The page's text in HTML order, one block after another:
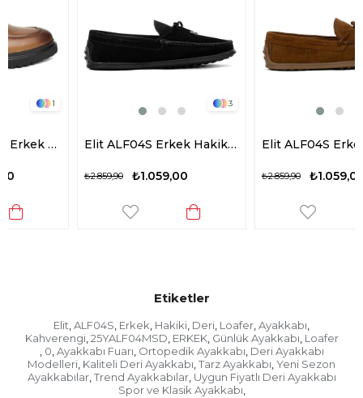
Elit ALF04S Erkek Hakiki Deri Loafer Ayakkabı Siyah
₺1.059,00
Elit ALF04S Erkek Hakiki Deri Loafer Ayakkabı Taba
₺1.059,00
Etiketler
Elit, ALF04S, Erkek, Hakiki, Deri, Loafer, Ayakkabı,
Kahverengi, 25YALF04MSD, ERKEK, Günlük Ayakkabı, Loafer
, 0, Ayakkabı Fuarı, Ortopedik Ayakkabı, Deri Ayakkabı
Modelleri, Kaliteli Deri Ayakkabı, Tarz Ayakkabı, Yeni Sezon
Ayakkabılar, Trend Ayakkabılar, Uygun Fiyatlı Deri Ayakkabı
Spor ve Klasik Ayakkabı,